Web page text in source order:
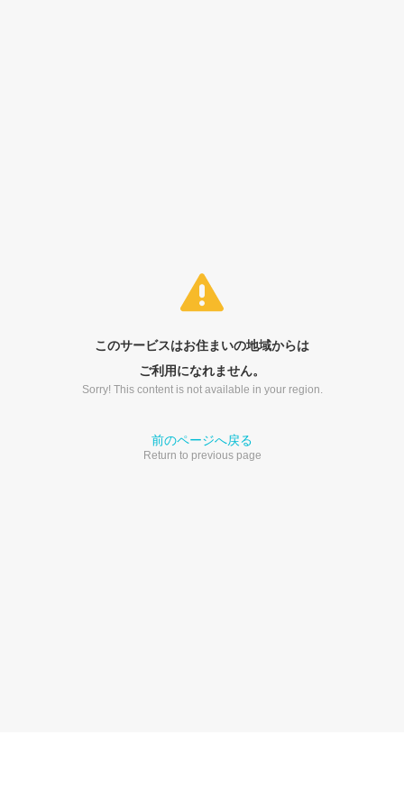
このサービスはお住まいの地域からは
ご利用になれません。
Sorry! This content is not available in your region.
前のページへ戻る
Return to previous page